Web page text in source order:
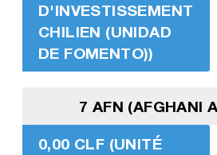
D'INVESTISSEMENT
CHILIEN (UNIDAD
DE FOMENTO))
7 AFN (AFGHANI
0,00 CLF (UNITÉ